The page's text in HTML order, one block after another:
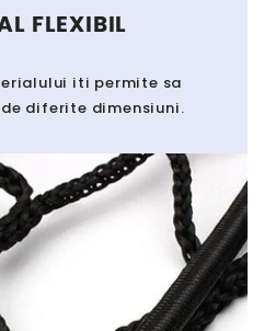
FLEXIBIL
iti permite sa
diferite dimensiuni.